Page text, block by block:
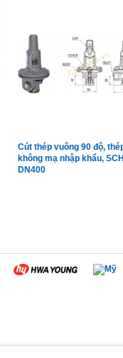
Cút thép vuông 90 độ,
không mạ nhập khẩu,
DN400